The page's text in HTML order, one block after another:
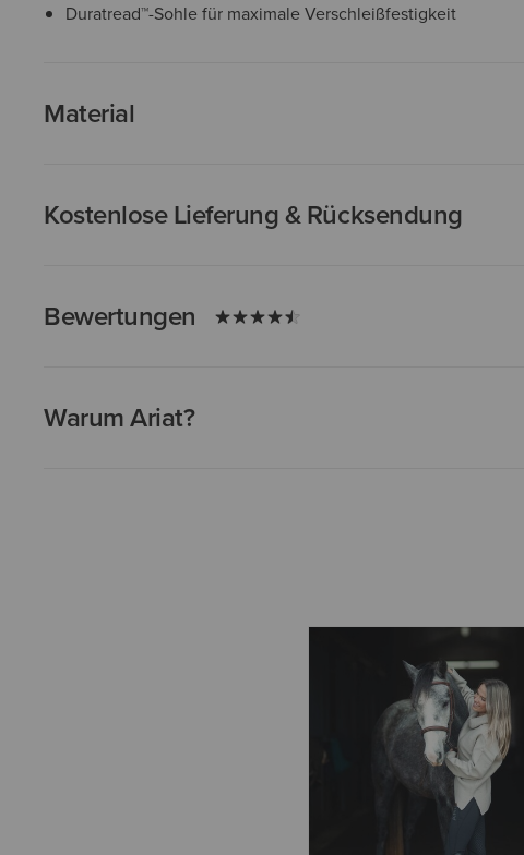
Duratread™-Sohle für maximale Verschleißfestigkeit
Material
Kostenlose Lieferung & Rücksendung
Bewertungen
Warum Ariat?